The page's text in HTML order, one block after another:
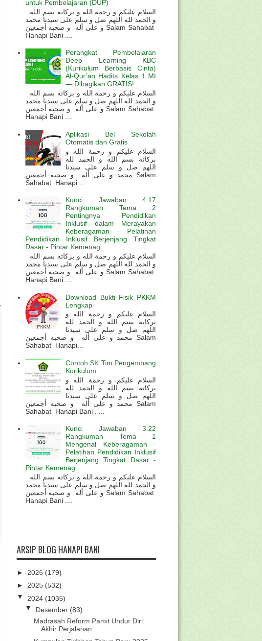
untuk Pembelajaran (DUP)
و الحمد لله اللهم صل و سلم على سيدنا محمد
و على أله و صحبه أجمعين Salam Sahabat
Hanapi Bani ....
Perangkat Pembelajaran
Deep Learning KBC
(Kurikulum Berbasis Cinta)
Al-Qur’an Hadits Kelas 1 MI
— Dibagikan GRATIS!
و الحمد لله اللهم صل و سلم على سيدنا محمد
و على أله و صحبه أجمعين Salam Sahabat
Hanapi Bani ....
Aplikasi Bel Sekolah
Otomatis dan Gratis
السلام عليكم و رحمة الله و
بركاته بسم الله و الحمد لله
اللهم صل و سلم على سيدنا
محمد و على أله و صحبه أجمعين Salam
Sahabat Hanapi ...
Kunci Jawaban 4.17
Rangkuman Tema 2
Pentingnya Pendidikan
Inklusif dalam Merayakan
Keberagaman - Pelatihan
Pendidikan Inklusif Berjenjang Tingkat
Dasar - Pintar Kemenag
و الحمد لله اللهم صل و سلم على سيدنا محمد
و على أله و صحبه أجمعين Salam Sahabat
Hanapi Bani ....
Download Bukti Fisik PKKM
Lengkap
السلام عليكم و رحمة الله و
بركاته بسم الله و الحمد لله
اللهم صل و سلم على سيدنا
محمد و على أله و صحبه أجمعين Salam
Sahabat Hanapi...
Contoh SK Tim Pengembang
Kurikulum
السلام عليكم و رحمة الله و
بركاته بسم الله و الحمد لله
اللهم صل و سلم على سيدنا
محمد و على أله و صحبه أجمعين Salam
Sahabat Hanapi Bani . ...
Kunci Jawaban 3.22
Rangkuman Tema 1
Mengenal Keberagaman -
Pelatihan Pendidikan Inklusif
Berjenjang Tingkat Dasar -
Pintar Kemenag
و الحمد لله اللهم صل و سلم على سيدنا محمد
و على أله و صحبه أجمعين Salam Sahabat
Hanapi Bani ....
ARSIP BLOG HANAPI BANI
► 2026 (179)
► 2025 (532)
▼ 2024 (1035)
▼ Desember (83)
Madrasah Reform Pamit Undur Diri:
Akhir Perjalanan...